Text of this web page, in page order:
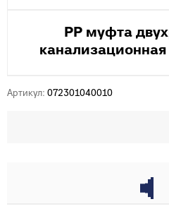
PP муфта
Артикул: 072301040010